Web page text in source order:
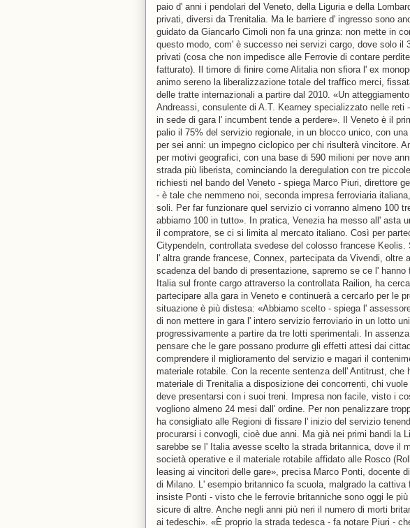
paio d' anni i pendolari del Veneto, della Liguria e della
privati, diversi da Trenitalia. Ma le barriere d' ingresso sono
guidato da Giancarlo Cimoli non fa una grinza: non mette in
questo modo, com' è successo nei servizi cargo, dove solo il
privati (cosa che non impedisce alle Ferrovie di contare
fatturato). Il timore di finire come Alitalia non sfiora l' ex
animo sereno la liberalizzazione totale del traffico merci,
delle tratte internazionali a partire dal 2010. «Un
Andreassi, consulente di A.T. Kearney specializzato nelle
in sede di gara l' incumbent tende a perdere». Il Veneto è il
palio il 75% del servizio regionale, in un blocco unico, con
per sei anni: un impegno ciclopico per chi risulterà vincitore.
per motivi geografici, con una base di 590 milioni per nove
strada più liberista, cominciando la deregulation con tre
richiesti nel bando del Veneto - spiega Marco Piuri, direttore
- è tale che nemmeno noi, seconda impresa ferroviaria
soli. Per far funzionare quel servizio ci vorranno almeno 100
abbiamo 100 in tutto». In pratica, Venezia ha messo all' asta
il compratore, se ci si limita al mercato italiano. Così per
Citypendeln, controllata svedese del colosso francese
l' altra grande francese, Connex, partecipata da Vivendi, oltre
scadenza del bando di presentazione, sapremo se ce l'
Italia sul fronte cargo attraverso la controllata Railion, ha
partecipare alla gara in Veneto e continuerà a cercarlo per le
situazione è più distesa: «Abbiamo scelto - spiega l'
di non mettere in gara l' intero servizio ferroviario in un lotto
progressivamente a partire da tre lotti sperimentali. In
pensare che le gare possano produrre gli effetti attesi dai
comprendere il miglioramento del servizio e magari il
materiale rotabile. Con la recente sentenza dell' Antitrust,
materiale di Trenitalia a disposizione dei concorrenti, chi
deve presentarsi con i suoi treni. Impresa non facile, visto i
vogliono almeno 24 mesi dall' ordine. Per non penalizzare
ha consigliato alle Regioni di fissare l' inizio del servizio
procurarsi i convogli, cioè due anni. Ma già nei primi bandi la
sarebbe se l' Italia avesse scelto la strada britannica, dove il
società operative e il materiale rotabile affidato alle Rosco
leasing ai vincitori delle gare», precisa Marco Ponti, docente
di Milano. L' esempio britannico fa scuola, malgrado la
insiste Ponti - visto che le ferrovie britanniche sono oggi le
sicure di altre. Anche negli anni più neri il numero di morti
ai tedeschi». «È proprio la strada tedesca - fa notare Piuri -